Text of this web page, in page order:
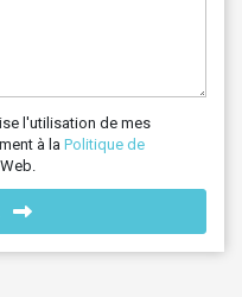
l'utilisation de mes
à la Politique de